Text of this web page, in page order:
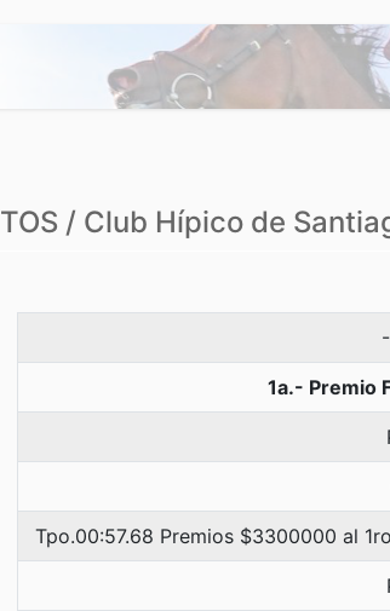
/ Club Hípico de
1a.- Premio
Tpo.00:57.68 Premios $3300000 al